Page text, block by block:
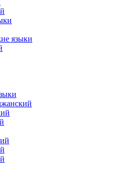
языки